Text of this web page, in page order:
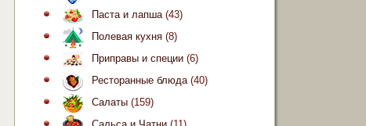
Паста и лапша(43)
Полевая кухня (8)
Приправы и специи (6)
Ресторанные блюда(40)
Салаты (159)